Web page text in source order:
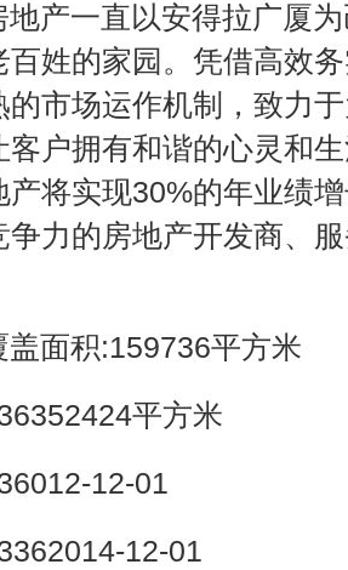
地产一直以安得拉广厦
百姓的家园。凭借高效
的市场运作机制，致力
客户拥有和谐的心灵和
产将实现30%的年业绩
争力的房地产开发商、
盖面积:159736平方米
平方米
12-01
12-01